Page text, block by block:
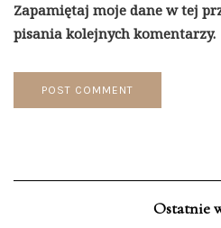
Zapamiętaj moje dane w tej
pisania kolejnych komentarzy.
Ostatnie